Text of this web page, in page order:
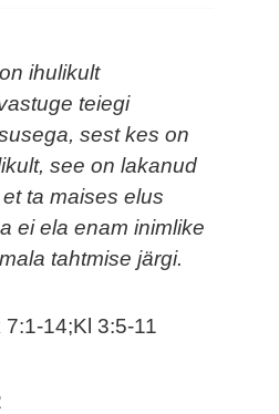
ihulikult
teiegi
sest kes on
see on lakanud
ta maises elus
ei ela enam inimlike
tahtmise järgi.
14;Kl 3:5-11